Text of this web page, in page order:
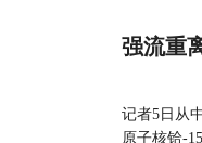
强流重
记者5日从
原子核铪-